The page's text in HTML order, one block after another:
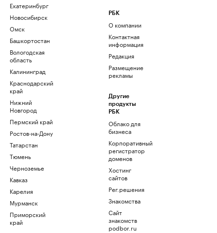
Екатеринбург
Новосибирск
Омск
Башкортостан
Вологодская
область
Калининград
Краснодарский
край
Нижний
Новгород
Пермский край
Ростов-на-Дону
Татарстан
Тюмень
Черноземье
Кавказ
Карелия
Мурманск
Приморский
край
РБК
О компании
Контактная
информация
Редакция
Размещение
рекламы
Другие
продукты
РБК
Облако для
бизнеса
Корпоративный
регистратор
доменов
Хостинг
сайтов
Рег.решения
Знакомства
Сайт
знакомств
podbor.ru